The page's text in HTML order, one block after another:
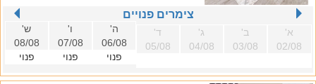
צימרים פנויים
א'
02/08
ב'
03/08
ג'
04/08
ד'
05/08
ה'
06/08
פנוי
ו'
07/08
פנוי
ש'
08/08
פנוי